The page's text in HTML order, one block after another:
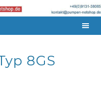
8GS